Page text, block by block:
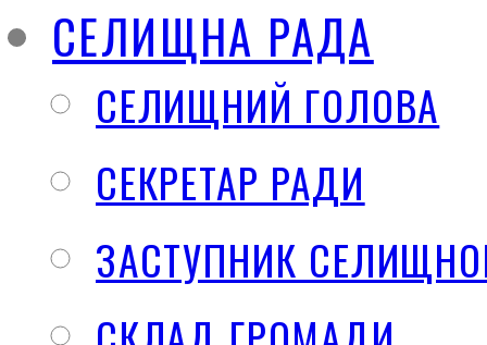
СЕЛИЩНА РАДА
СЕЛИЩНИЙ ГОЛОВА
СЕКРЕТАР РАДИ
ЗАСТУПНИК